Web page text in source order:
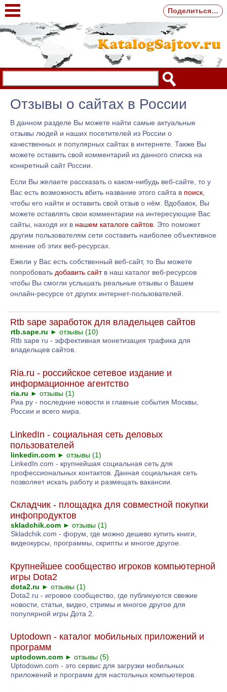
Отзывы о сайтах в России
В данном разделе Вы можете найти самые актуальные
отзывы людей и наших посетителей из России о
качественных и популярных сайтах в интернете. Также Вы
можете оставить свой комментарий из данного списка на
конкретный сайт России.
Если Вы желаете рассказать о каком-нибудь веб-сайте, то у
Вас есть возможность вбить название этого сайта в поиск
чтобы его найти и оставить свой отзыв о нём. Вдобавок, Вы
можете оставлять свои комментарии на интересующие Вас
сайты, находя их в нашем каталоге сайтов . Это поможет
другим пользователям сети составить наиболее объективное
мнение об этих веб-ресурсах.
Ежели у Вас есть собственный веб-сайт, то Вы можете
попробовать добавить сайтв наш каталог веб-ресурсов
чтобы Вы смогли услышать реальные отзывы о Вашем
онлайн-ресурсе от других интернет-пользователей.
Rtb sape заработок для владельцев сайтов
rtb.sape.ru ► отзывы (10)
Rtb sape ru - эффективная монетизация трафика для
владельцев сайтов.
Ria.ru - российское сетевое издание и
информационное агентство
ria.ru ► отзывы (1)
Риа ру - последние новости и главные события Москвы,
России и всего мира.
LinkedIn - социальная сеть деловых
пользователей
linkedin.com ► отзывы (1)
LinkedIn.com - крупнейшая социальная сеть для
профессиональных контактов. Данная социальная сеть
позволяет искать работу и размещать вакансии.
Cкладчик - площадка для совместной покупки
инфопродуктов
skladchik.com ► отзывы (1)
Skladchik.com - форум, где можно дешево купить книги,
видеокурсы, программы, скрипты и многое другое.
Крупнейшее сообщество игроков компьютерной
игры Dota2
dota2.ru ► отзывы (1)
Dota2.ru - игровое сообщество, где публикуются свежие
новости, статьи, видео, стримы и многое другое для
популярной игры Дота 2.
Uptodown - каталог мобильных приложений и
программ
uptodown.com ► отзывы (5)
Uptodown.com - это сервис для загрузки мобильных
приложений и программ для настольных компьютеров.
Поделиться…